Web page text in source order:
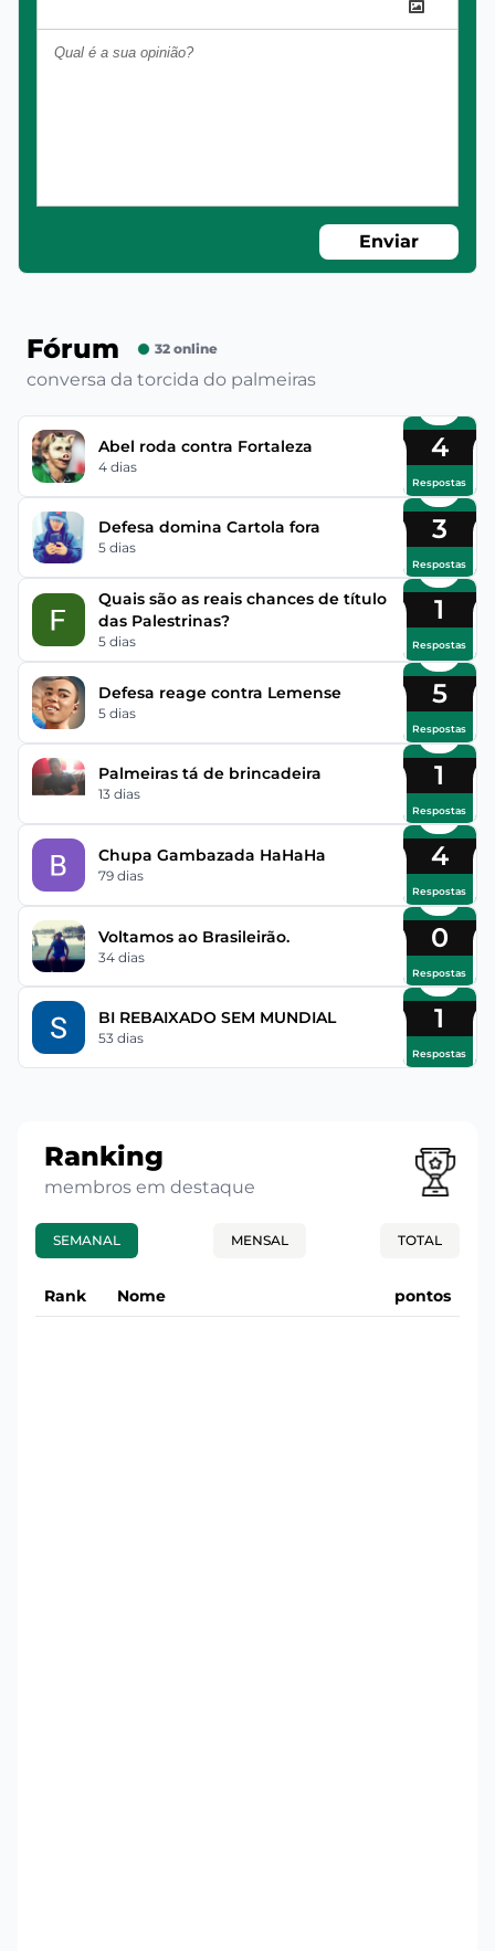
Enviar
Fórum 32 online
conversa da torcida do palmeiras
Abel roda contra Fortaleza
4 dias
4
Respostas
Defesa domina Cartola fora
5 dias
3
Respostas
Quais são as reais chances de título
das Palestrinas?
5 dias
1
Respostas
Defesa reage contra Lemense
5 dias
5
Respostas
Palmeiras tá de brincadeira
13 dias
1
Respostas
Chupa Gambazada HaHaHa
79 dias
4
Respostas
Voltamos ao Brasileirão.
34 dias
0
Respostas
BI REBAIXADO SEM MUNDIAL
53 dias
1
Respostas
Ranking
membros em destaque
SEMANAL MENSAL TOTAL
Rank Nome pontos